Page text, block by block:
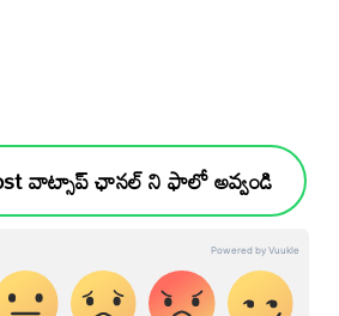
వాట్సాప్ ఛానల్ ని ఫాలో అవ్వండి